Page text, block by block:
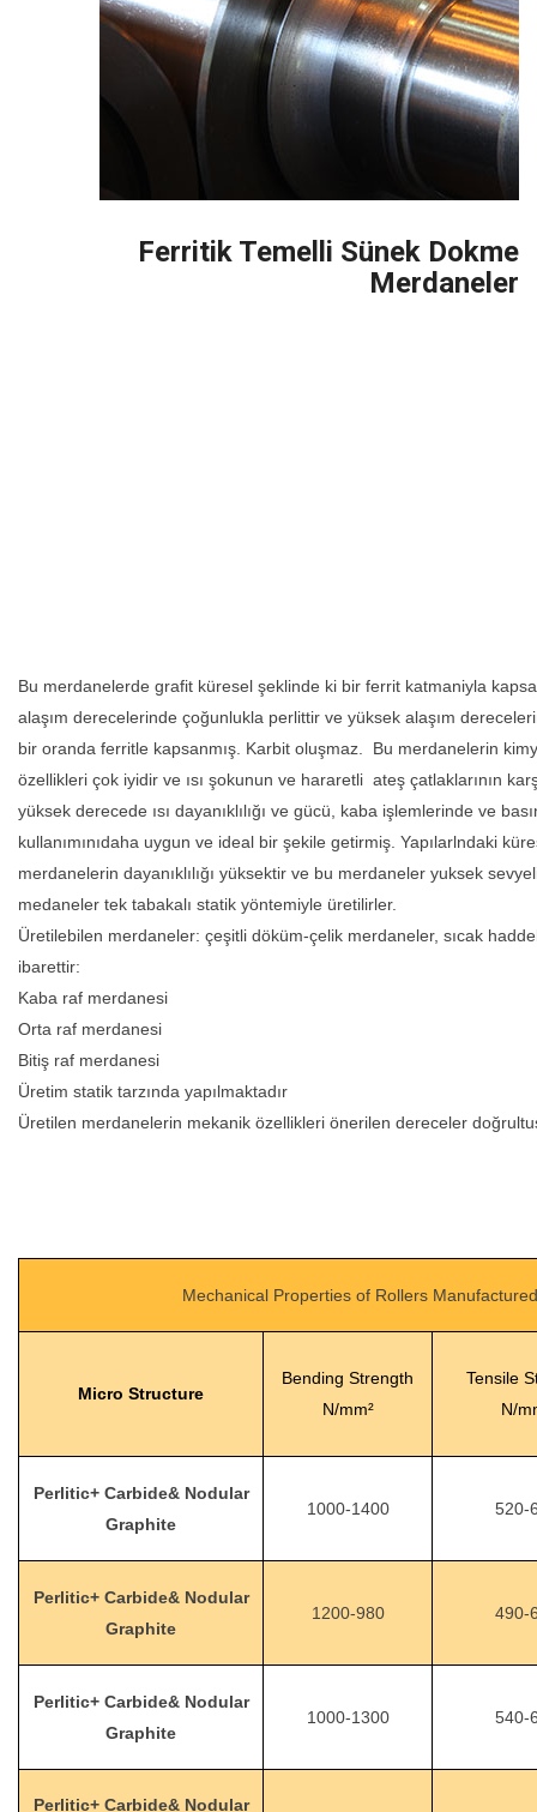
Ferritik Temelli Sünek Dokme
Merdaneler
Bu merdanelerde grafit küresel şeklinde ki bir ferrit katmaniyla
alaşım derecelerinde çoğunlukla perlittir ve yüksek alaşım
bir oranda ferritle kapsanmış. Karbit oluşmaz. Bu merdanelerin
özellikleri çok iyidir ve ısı şokunun ve hararetli ateş çatlaklarının
yüksek derecede ısı dayanıklılığı ve gücü, kaba işlemlerinde ve
kullanımınıdaha uygun ve ideal bir şekile getirmiş. Yapılarlndaki
merdanelerin dayanıklılığı yüksektir ve bu merdaneler yuksek
medaneler tek tabakalı statik yöntemiyle üretilirler.
Üretilebilen merdaneler: çeşitli döküm-çelik merdaneler, sıcak
ibarettir:
Kaba raf merdanesi
Orta raf merdanesi
Bitiş raf merdanesi
Üretim statik tarzında yapılmaktadır
Üretilen merdanelerin mekanik özellikleri önerilen dereceler
Mechanical Properties of Rollers
Micro Structure
Bending Strength
N/mm²
Tensile
N/
Perlitic+Carbide& Nodular
Graphite
1000-1400 520-
Perlitic+ Carbide& Nodular
Graphite
1200-980 490-
Perlitic+ Carbide& Nodular
Graphite
1000-1300 540-
Perlitic+ Carbide& Nodular